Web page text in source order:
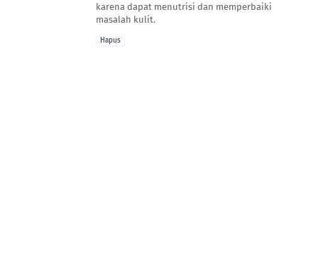
karena dapat menutrisi dan memperbaiki
masalah kulit.
Hapus